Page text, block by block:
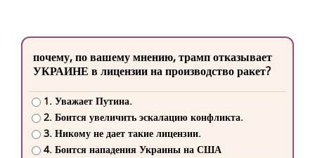
почему, по вашему мнению, трамп отказывает
УКРАИНЕ в лицензии на производство ракет?
1. Уважает Путина.
2. Боится увеличить эскалацию конфликта.
3. Никому не дает такие лицензии.
4. Боится нападения Украины на США